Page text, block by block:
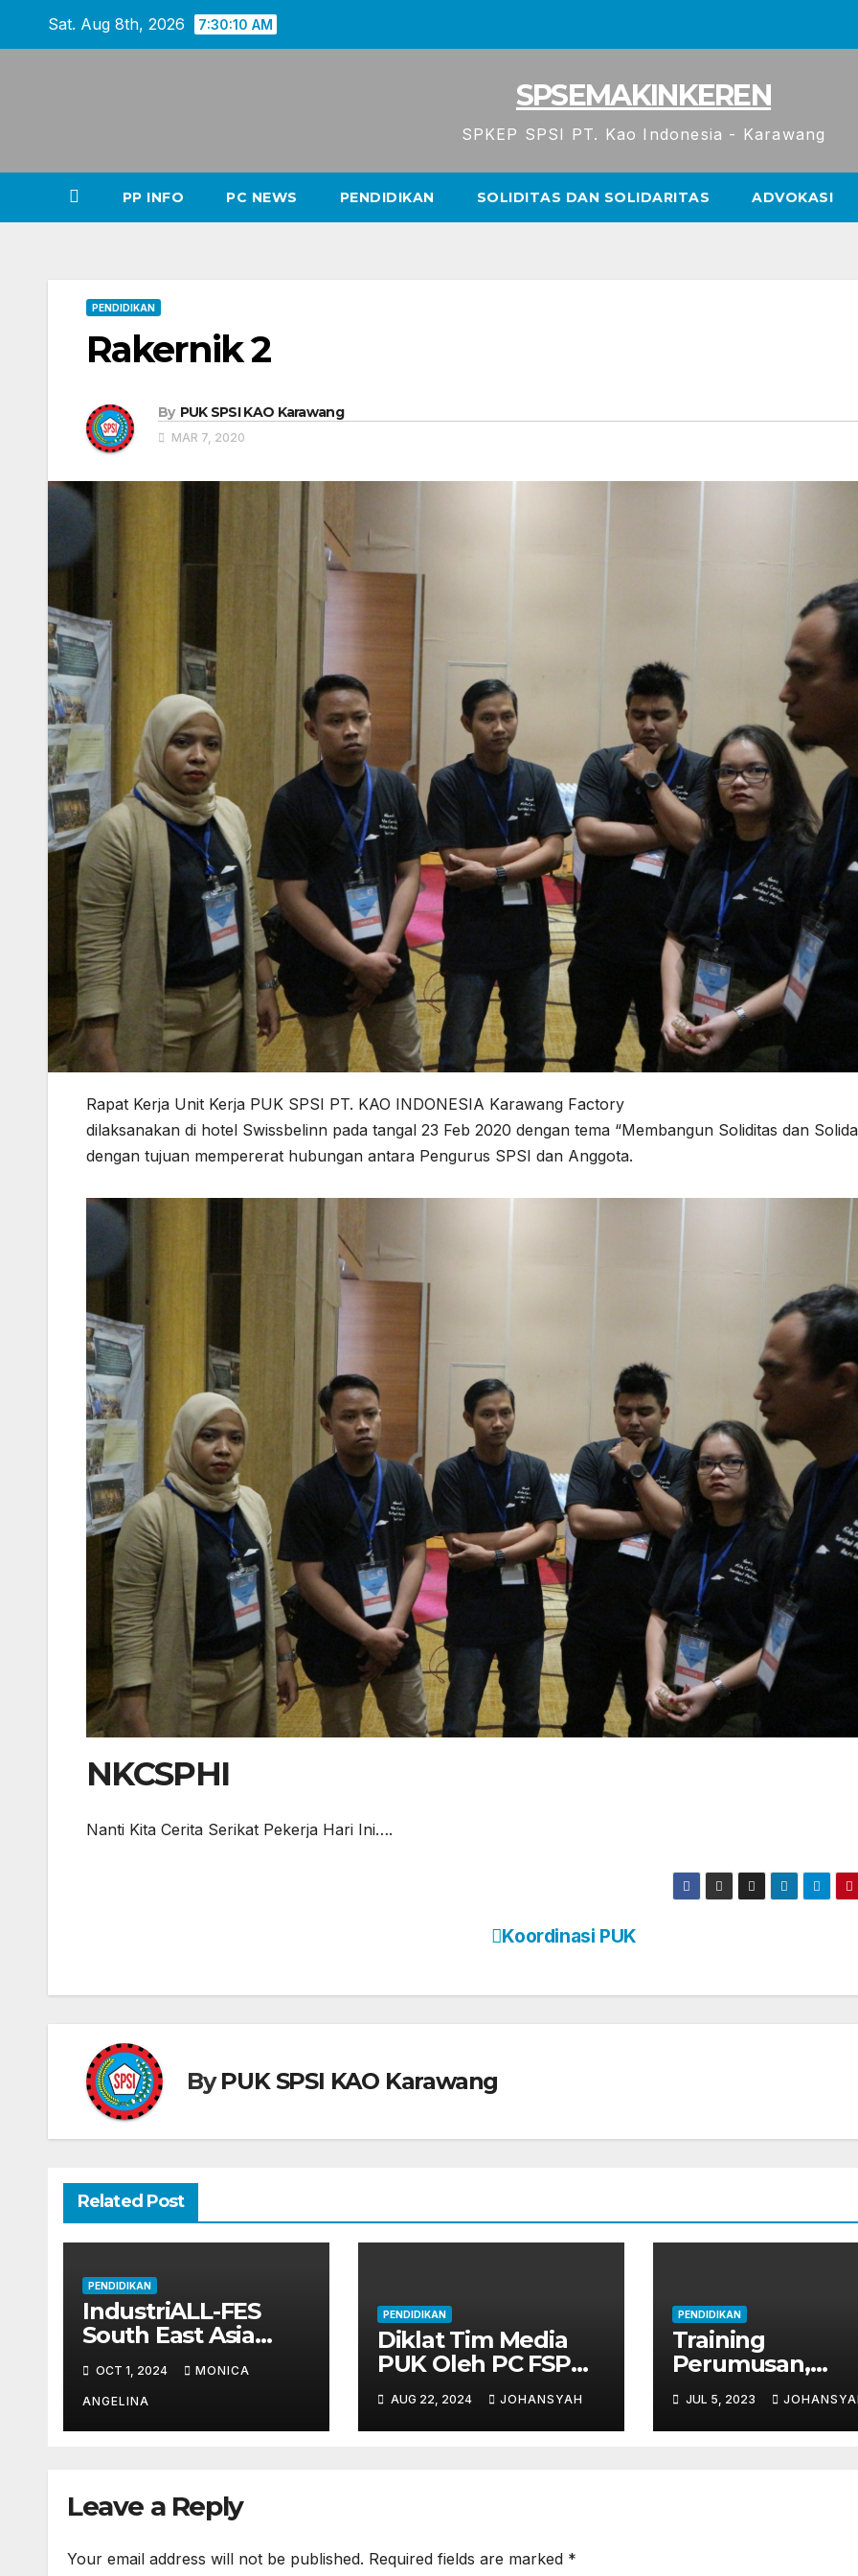
Sat. Aug 8th, 2026 7:30:12 AM
SPSEMAKINKEREN
SPKEP SPSI PT. Kao Indonesia - Karawang
PP INFO PC NEWS PENDIDIKAN SOLIDITAS DAN SOLIDARITAS ADVOKASI
PENDIDIKAN
Rakernik 2
By PUK SPSI KAO Karawang
MAR 7, 2020
Rapat Kerja Unit Kerja PUK SPSI PT. KAO INDONESIA Karawang Factory
dilaksanakan di hotel Swissbelinn pada tangal 23 Feb 2020 dengan tema “Membangun Soliditas dan
dengan tujuan mempererat hubungan antara Pengurus SPSI dan Anggota.
NKCSPHI
Nanti Kita Cerita Serikat Pekerja Hari Ini….
Koordinasi PUK
ByPUK SPSI KAO Karawang
Related Post
PENDIDIKAN
IndustriALL-FES
South East Asia
Leadership
Academy 2024
OCT 1, 2024 MONICA
ANGELINA
PENDIDIKAN
Diklat Tim Media
PUK Oleh PC FSP
AUG 22, 2024 JOHANSYAH
PENDIDIKAN
Training
Perumusan,
PKB dan Teknik
Perundingan
JUL 5, 2023
Leave a Reply
Your email address will not be published. Required fields are marked *